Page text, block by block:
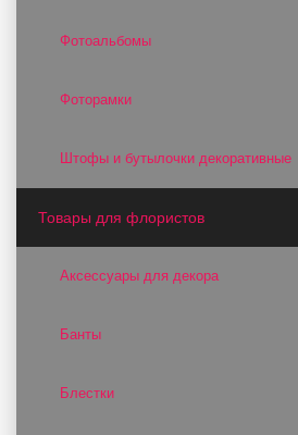
Фотоальбомы
Фоторамки
Штофы и бутылочки декоративные
Товары для флористов
Аксессуары для декора
Банты
Блестки